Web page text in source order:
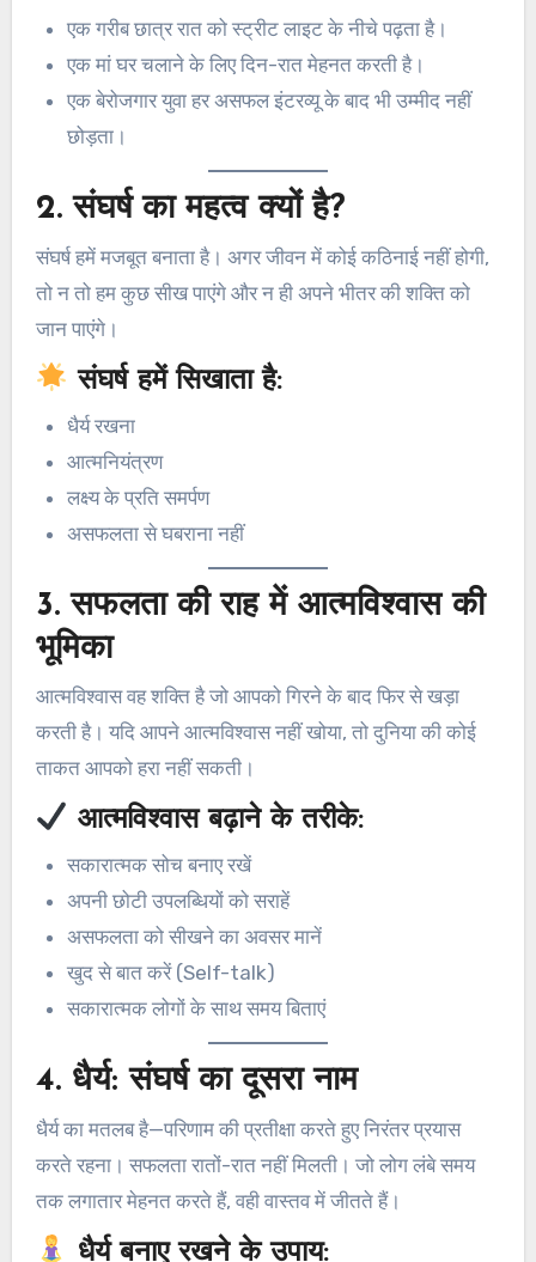
एक गरीब छात्र रात को स्ट्रीट लाइट के नीचे पढ़ता है।
एक मां घर चलाने के लिए दिन-रात मेहनत करती है।
एक बेरोजगार युवा हर असफल इंटरव्यू के बाद भी उम्मीद नहीं
छोड़ता।
2.संघर्ष का महत्व क्यों है?
संघर्ष हमें मजबूत बनाता है। अगर जीवन में कोई कठिनाई नहीं होगी,
तो न तो हम कुछ सीख पाएंगे और न ही अपने भीतर की शक्ति को
जान पाएंगे।
संघर्ष हमें सिखाता है:
धैर्य रखना
आत्मनियंत्रण
लक्ष्य के प्रति समर्पण
असफलता से घबराना नहीं
3.सफलता की राह में आत्मविश्वास की
भूमिका
आत्मविश्वास वह शक्ति है जो आपको गिरने के बाद फिर से खड़ा
करती है। यदि आपने आत्मविश्वास नहीं खोया, तो दुनिया की कोई
ताकत आपको हरा नहीं सकती।
आत्मविश्वास बढ़ाने के तरीके:
सकारात्मक सोच बनाए रखें
अपनी छोटी उपलब्धियों को सराहें
असफलता को सीखने का अवसर मानें
खुद से बात करें (Self-talk)
सकारात्मक लोगों के साथ समय बिताएं
4. धैर्य: संघर्ष का दूसरा नाम
धैर्य का मतलब है—परिणाम की प्रतीक्षा करते हुए निरंतर प्रयास
करते रहना। सफलता रातों-रात नहीं मिलती। जो लोग लंबे समय
तक लगातार मेहनत करते हैं, वही वास्तव में जीतते हैं।
धैर्य बनाए रखने के उपाय: